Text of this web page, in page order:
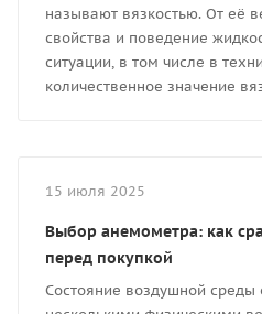
называют вязкостью. От её
свойства и поведение
ситуации, в том числе в
количественное значение
15 июля 2025
Выбор анемометра: как
перед покупкой
Состояние воздушной